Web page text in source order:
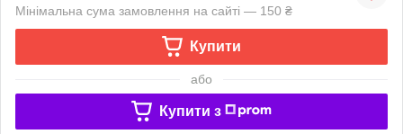
Мінімальна сума замовлення на сайті — 150 ₴
Купити
або
Купити з